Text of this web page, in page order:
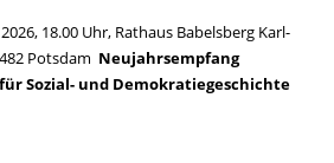
18.00 Uhr, Rathaus Babelsberg Karl-
Potsdam Neujahrsempfang
Sozial- und Demokratiegeschichte